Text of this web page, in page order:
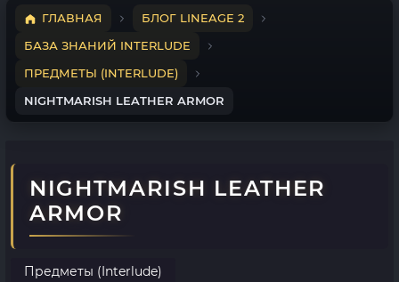
ГЛАВНАЯ
БЛОГ LINEAGE 2
БАЗА ЗНАНИЙ INTERLUDE
ПРЕДМЕТЫ (INTERLUDE)
NIGHTMARISH LEATHER ARMOR
NIGHTMARISH LEATHER
ARMOR
Предметы (Interlude)